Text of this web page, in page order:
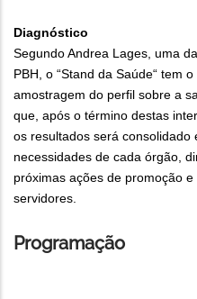
Diagnóstico
Segundo Andrea Lages, uma
PBH, o “Stand da Saúde“ tem
amostragem do perfil sobre a
que, após o término destas
os resultados será
necessidades de cada órgão,
próximas ações de promoção
servidores.
Programação